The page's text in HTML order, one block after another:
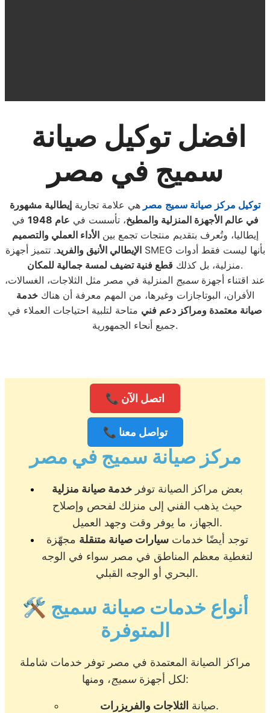
سميج في مصر
توكيل مركز صيانة سميج مصر هي علامة تجارية إيطالية مشهورة
في عالم الأجهزة المنزلية والمطبخ، تأسست في عام 1948
في
إيطاليا، وتُعرف بتقديم منتجات تجمع بينالأداء العملي والتصميم
الإيطالي الأنيق والفريد. تتميز أجهزة SMEG بأنها ليست فقط أدوات
منزلية، بل كذلك قطع فنية تضيف لمسة جمالية للمكان
.
عند اقتناء أجهزةسميج المنزلية في مصر مثل الثلاجات، الغسالات،
الأفران، البوتاجازات وغيرها، من المهم معرفة أن هناكخدمة
صيانة معتمدة ومراكز دعم فني متاحة لتلبية احتياجات العملاء في
جميع أنحاء الجمهورية.
📞 اتصل الآن
📞 تواصل معنا
مركز صيانة سميج في مصر
بعض مراكز الصيانة توفرخدمة صيانة منزلية
حيث يذهب الفني إلى منزلك لفحص وإصلاح
الجهاز، ما يوفر وقت وجهد العميل.
توجد أيضًا خدماتسيارات صيانة متنقلة مجهّزة
لتغطية معظم المناطق في مصر سواء في الوجه
البحري أو الوجه القبلي.
🛠️ أنواع خدمات صيانة سميج
المتوفرة
مراكز الصيانة المعتمدة في مصر توفر خدمات شاملة
لكل أجهزةسميج ، ومنها:
صيانة الثلاجات والفريزرات
.